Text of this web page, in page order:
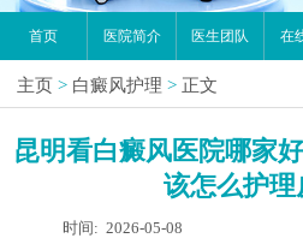
首页 医院简介 医生团队 在
主页 > 白癜风护理 > 正文
昆明看白癜风医院哪家
该怎么护理
时间: 2026-05-08